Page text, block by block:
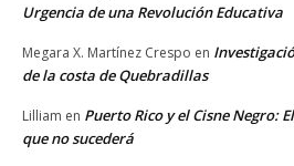
Urgencia de una Revolución Educativa
Megara X. Martínez Crespo en
de la costa de Quebradillas
Lilliam en Puerto Rico y el Cisne Negro:
que no sucederá